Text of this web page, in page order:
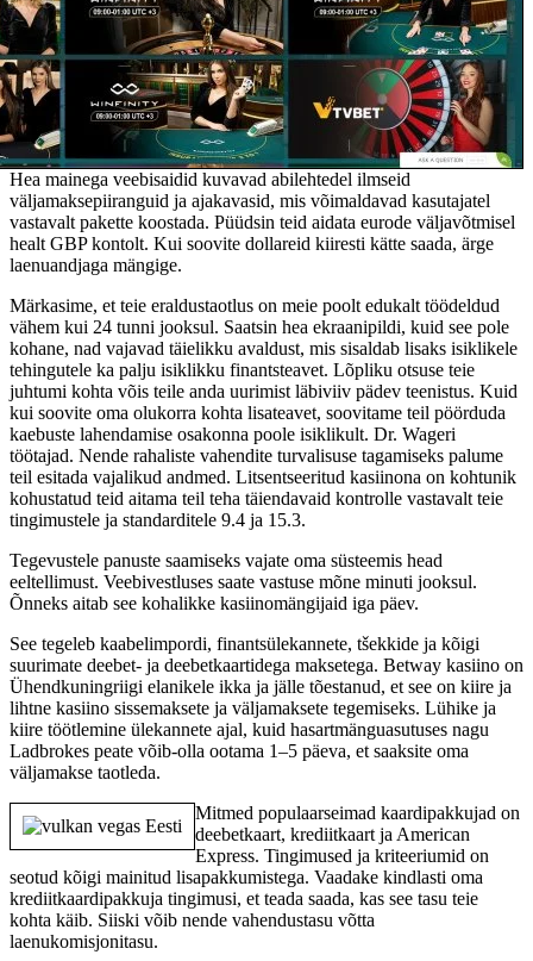
Hea mainega veebisaidid kuvavad abilehtedel ilmseid
väljamaksepiiranguid ja ajakavasid, mis võimaldavad kasutajatel
vastavalt pakette koostada. Püüdsin teid aidata eurode väljavõtmisel
healt GBP kontolt. Kui soovite dollareid kiiresti kätte saada, ärge
laenuandjaga mängige.
Märkasime, et teie eraldustaotlus on meie poolt edukalt töödeldud
vähem kui 24 tunni jooksul. Saatsin hea ekraanipildi, kuid see pole
kohane, nad vajavad täielikku avaldust, mis sisaldab lisaks isiklikele
tehingutele ka palju isiklikku finantsteavet. Lõpliku otsuse teie
juhtumi kohta võis teile anda uurimist läbiviiv pädev teenistus. Kuid
kui soovite oma olukorra kohta lisateavet, soovitame teil pöörduda
kaebuste lahendamise osakonna poole isiklikult. Dr. Wageri
töötajad. Nende rahaliste vahendite turvalisuse tagamiseks palume
teil esitada vajalikud andmed. Litsentseeritud kasiinona on kohtunik
kohustatud teid aitama teil teha täiendavaid kontrolle vastavalt teie
tingimustele ja standarditele 9.4 ja 15.3.
Tegevustele panuste saamiseks vajate oma süsteemis head
eeltellimust. Veebivestluses saate vastuse mõne minuti jooksul.
Õnneks aitab see kohalikke kasiinomängijaid iga päev.
See tegeleb kaabelimpordi, finantsülekannete, tšekkide ja kõigi
suurimate deebet- ja deebetkaartidega maksetega. Betway kasiino on
Ühendkuningriigi elanikele ikka ja jälle tõestanud, et see on kiire ja
lihtne kasiino sissemaksete ja väljamaksete tegemiseks. Lühike ja
kiire töötlemine ülekannete ajal, kuid hasartmänguasutuses nagu
Ladbrokes peate võib-olla ootama 1–5 päeva, et saaksite oma
väljamakse taotleda.
Mitmed populaarseimad kaardipakkujad on
deebetkaart, krediitkaart ja American
Express. Tingimused ja kriteeriumid on
seotud kõigi mainitud lisapakkumistega. Vaadake kindlasti oma
krediitkaardipakkuja tingimusi, et teada saada, kas see tasu teie
kohta käib. Siiski võib nende vahendustasu võtta
laenukomisjonitasu.